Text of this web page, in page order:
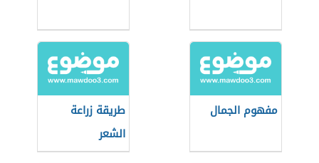
مفهوم الجمال
طريقة زراعة
الشعر